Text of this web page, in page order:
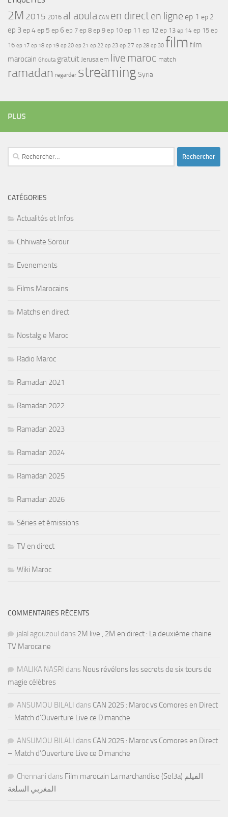
2M 2015 2016 al aoula CAN en directen ligne ep 1 ep 2
ep 3ep 4ep 5 ep 6 ep 7 ep 8 ep 9 ep 10 ep 11 ep 12 ep 13 ep 14 ep 15 ep
16 ep 17 ep 18 ep 19 ep 20 ep 21 ep 22 ep 23 ep 27 ep 28 ep 30 film film
marocain Ghouta gratuit Jerusalem live maroc match
ramadan regarder streamingSyria
PLUS
Rechercher :
CATÉGORIES
Actualités et Infos
Chhiwate Sorour
Evenements
Films Marocains
Matchs en direct
Nostalgie Maroc
Radio Maroc
Ramadan 2021
Ramadan 2022
Ramadan 2023
Ramadan 2024
Ramadan 2025
Ramadan 2026
Séries et émissions
TV en direct
Wiki Maroc
COMMENTAIRES RÉCENTS
jalal agouzoul dans 2M live , 2M en direct : La deuxième chaine
TV Marocaine
MALIKA NASRI dans Nous révélons les secrets de six tours de
magie célèbres
ANSUMOU BILALI dans CAN 2025 : Maroc vs Comores en Direct
– Match d’Ouverture Live ce Dimanche
ANSUMOU BILALI dans CAN 2025 : Maroc vs Comores en Direct
– Match d’Ouverture Live ce Dimanche
Chennani dans Film marocain La marchandise (Sel3a) الفيلم
المغربي السلعة